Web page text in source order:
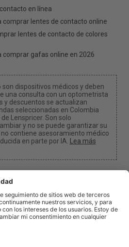
en línea
comprar lentes de contacto online
lentes de contacto de colores
comprar gafas online en 2026
dispositivos médicos y deben
una consulta con un optometrista
y descuentos se actualizan
seleccionadas en Colombia
Lenspricer. Son solo
y no se puede garantizar su
contiene asesoramiento médico
en parte por IA. Lea más
de cookies
si usas uno de nuestros